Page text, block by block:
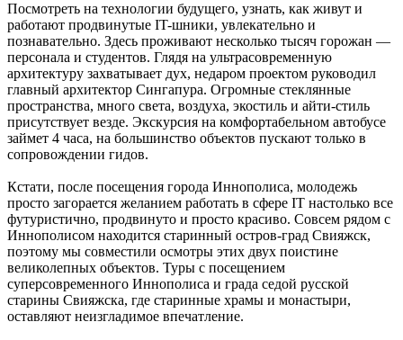
Посмотреть на технологии будущего, узнать, как живут и
работают продвинутые IT-шники, увлекательно и
познавательно. Здесь проживают несколько тысяч горожан ―
персонала и студентов. Глядя на ультрасовременную
архитектуру захватывает дух, недаром проектом руководил
главный архитектор Сингапура. Огромные стеклянные
пространства, много света, воздуха, экостиль и айти-стиль
присутствует везде. Экскурсия на комфортабельном автобусе
займет 4 часа, на большинство объектов пускают только в
сопровождении гидов.
Кстати, после посещения города Иннополиса, молодежь
просто загорается желанием работать в сфере IT настолько все
футуристично, продвинуто и просто красиво. Совсем рядом с
Иннополисом находится старинный остров-град Свияжск,
поэтому мы совместили осмотры этих двух поистине
великолепных объектов. Туры с посещением
суперсовременного Иннополиса и града седой русской
старины Свияжска, где старинные храмы и монастыри,
оставляют неизгладимое впечатление.